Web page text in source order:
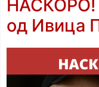
НАСКОРО!
од Ивица